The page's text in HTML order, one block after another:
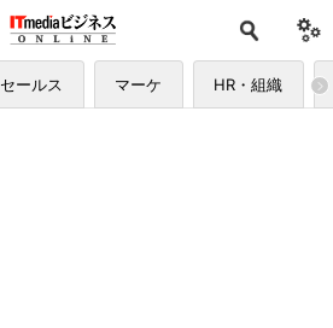
セールス マーケ HR・組織